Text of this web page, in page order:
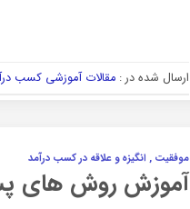
ارسال شده در :مقالات آموزشی کسب
موفقیت , انگیزه و علاقه در کسب درآمد
آموزش روش های